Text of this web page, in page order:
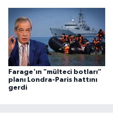
Farage'ın "mülteci botları"
planı Londra-Paris hattını
gerdi